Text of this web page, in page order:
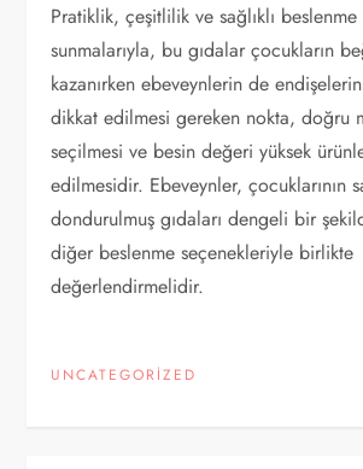
Pratiklik, çeşitlilik ve sağlıklı beslenme
sunmalarıyla, bu gıdalar çocukların
kazanırken ebeveynlerin de
dikkat edilmesi gereken nokta, doğru
seçilmesi ve besin değeri yüksek
edilmesidir. Ebeveynler, çocuklarının
dondurulmuş gıdaları dengeli bir
diğer beslenme seçenekleriyle birlikte
değerlendirmelidir.
UNCATEGORIZED